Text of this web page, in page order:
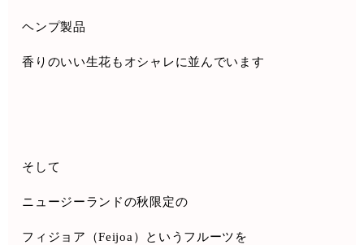
ヘンプ製品
香りのいい生花もオシャレに並んでいます
そして
ニュージーランドの秋限定の
フィジョア（Feijoa ）というフルーツを